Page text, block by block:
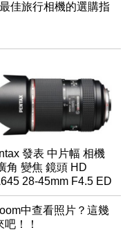
佳旅行相機的選購指
發表 中片幅 相機
角 變焦 鏡頭 HD
28-45mm F4.5 ED
SR
中查看照片？這幾
！！